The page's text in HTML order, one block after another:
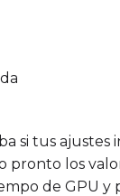
si tus ajustes
pronto los
de GPU y